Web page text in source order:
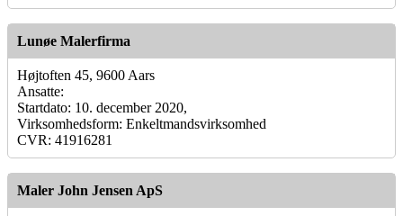
Lunøe Malerfirma
Højtoften 45, 9600 Aars
Ansatte:
Startdato: 10. december 2020,
Virksomhedsform: Enkeltmandsvirksomhed
CVR: 41916281
Maler John Jensen ApS